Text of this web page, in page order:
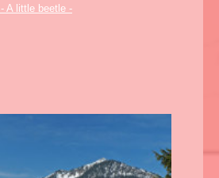
A little beetle -